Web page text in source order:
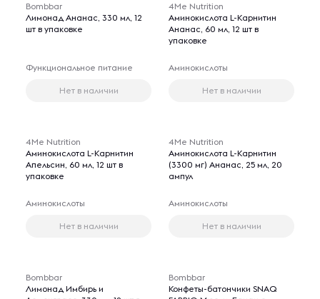
Bombbar
Лимонад Ананас, 330 мл, 12
шт в упаковке
Функциональное питание
Нет в наличии
4Me Nutrition
Аминокислота L-Карнитин
Ананас, 60 мл, 12 шт в
упаковке
Аминокислоты
Нет в наличии
4Me Nutrition
Аминокислота L-Карнитин
Апельсин, 60 мл, 12 шт в
упаковке
Аминокислоты
Нет в наличии
4Me Nutrition
Аминокислота L-Карнитин
(3300 мг) Ананас, 25 мл, 20
ампул
Аминокислоты
Нет в наличии
Bombbar
Лимонад Имбирь и
Bombbar
Конфеты-батончики SNAQ